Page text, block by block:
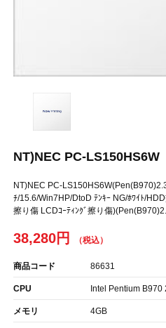
NT)NEC PC-LS150HS6W
NT)NEC PC-
ﾁ/15.6/Win7HP/DtoD ﾃﾝｷｰ NG/ﾎﾜｲﾄ/
擦り傷 LCDｺｰﾃｨﾝｸﾞ擦り傷
38,280円
商品コード 86631
CPU Intel Pentium B970
メモリ 4GB